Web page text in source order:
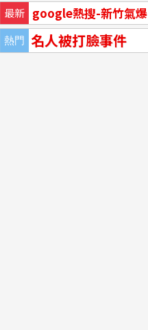
最新 google熱搜-新竹氣爆
熱門 名人被打臉事件